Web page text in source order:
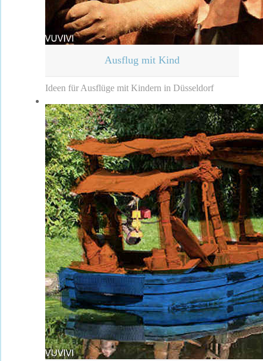
Ausflug mit Kind
Ideen für Ausflüge mit Kindern in Düsseldorf